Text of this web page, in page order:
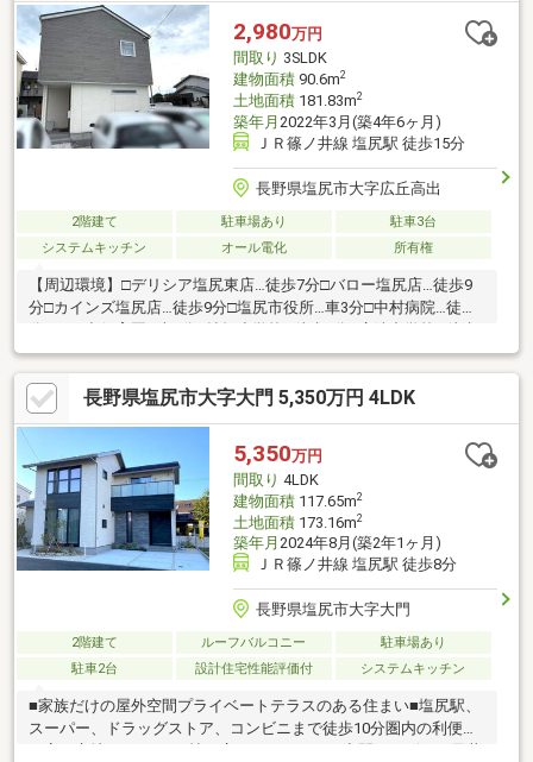
2,980万円
間取り 3SLDK
建物面積90.6m2
土地面積181.83m2
築年月 2022年3月(築4年6ヶ月)
ＪＲ篠ノ井線 塩尻駅 徒歩15分
長野県塩尻市大字広丘高出
2階建て 駐車場あり
駐車3台
システムキッチン
オール電化 所有権
【周辺環境】□デリシア塩尻東店…徒歩7分□バロー塩尻店…徒歩9
分□カインズ塩尻店…徒歩9分□塩尻市役所…車3分□中村病院…徒歩8
分□日の出保育園…車3分□桔梗小学校…徒歩7分□広陵中学校…徒歩
30分【おすすめポイント】◆2022年築の築浅デザイン住宅！ 吹
抜けのある開放的なLDKに 書斎＆WICを備え暮らしやすさ充
実。 整った外構と南庭もポイント◎◆小学校徒歩7分で子育て
にも安心。 スーパー・病院・コンビニ・ドラッグストア・ ホ
ームセンターが徒歩10分圏内に揃います。◆24時間換気システム
「ルフロ400」設置。 快適性と省エネ性にも配慮しています。
長野県塩尻市大字大門 5,350万円 4LDK
5,350万円
間取り 4LDK
建物面積117.65m2
土地面積173.16m2
築年月 2024年8月(築2年1ヶ月)
ＪＲ篠ノ井線 塩尻駅 徒歩8分
長野県塩尻市大字大門
2階建て ルーフバルコニー
駐車場あり
駐車2台
設計住宅性能評価付 システムキッチン
■家族だけの屋外空間プライベートテラスのある住まい■塩尻駅、
スーパー、ドラッグストア、コンビニまで徒歩10分圏内の利便性